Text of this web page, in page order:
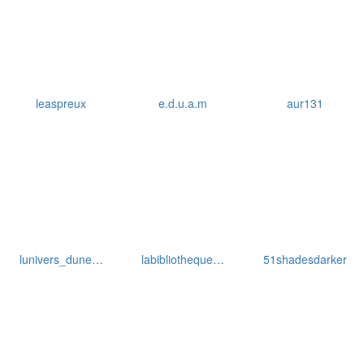
leaspreux e.d.u.a.m aur131
lunivers_dune… labibliotheque… 51shadesdarker